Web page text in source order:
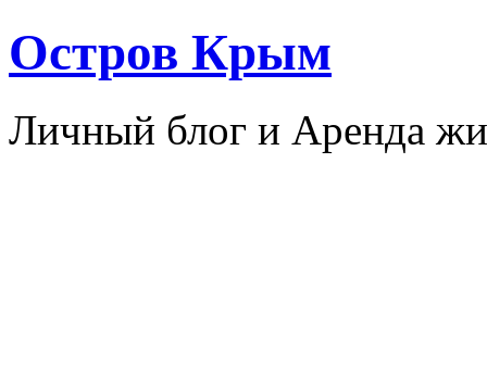
Остров Крым
Личный блог и Аренда